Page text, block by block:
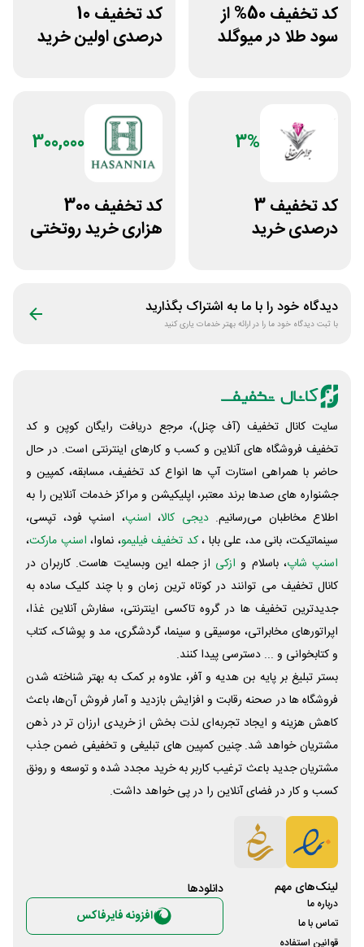
کد تخفیف 50% از
سود طلا در میوگلد
کد تخفیف 10
درصدی اولین خرید
3%
کد تخفیف 3
درصدی خرید
300,000
کد تخفیف 300
هزاری خرید روتختی
دیدگاه خود را با ما به اشتراک بگذارید
با ثبت دیدگاه خود ما را در ارائه بهتر خدمات یاری کنید
سایت کانال تخفیف (آف چنل)، مرجع دریافت رایگان کوپن و کد
تخفیف فروشگاه های آنلاین و کسب و‌ کارهای اینترنتی است. در حال
حاضر با همراهی استارت آپ ها انواع کد تخفیف، مسابقه، کمپین و
جشنواره های صدها برند معتبر، اپلیکیشن و مراکز خدمات آنلاین را به
اطلاع مخاطبان می‌رسانیم. دیجی کالا، اسنپ، اسنپ فود، تپسی،
سینماتیکت، بانی مد، علی‌ بابا ،کد تخفیف فیلیمو، نماوا، اسنپ مارکت،
اسنپ شاپ، باسلام و ازکی از جمله این وبسایت ‌هاست. کاربران در
کانال تخفیف می توانند در کوتاه ترین زمان و با چند کلیک ساده به
جدیدترین تخفیف ها در گروه تاکسی اینترنتی، سفارش آنلاین غذا،
اپراتورهای مخابراتی، موسیقی و سینما، گردشگری، مد و پوشاک، کتاب
و کتابخوانی و ... دسترسی پیدا کنند.
بستر تبلیغ بر پایه بن هدیه و آفر، علاوه بر کمک به بهتر شناخته شدن
فروشگاه ها در صحنه رقابت و افزایش بازدید و آمار فروش آن‌ها، باعث
کاهش هزینه و ایجاد تجربه‌ای لذت بخش از خریدی ارزان تر در ذهن
مشتریان خواهد شد. چنین کمپین های تبلیغی و تخفیفی ضمن جذب
مشتریان جدید باعث ترغیب کاربر به خرید مجدد شده و توسعه و رونق
کسب و کار در فضای آنلاین را در پی خواهد داشت.
لینک‌های مهم
درباره ما
تماس با ما
قوانین استفاده
دانلود‌ها
افزونه فایرفاکس